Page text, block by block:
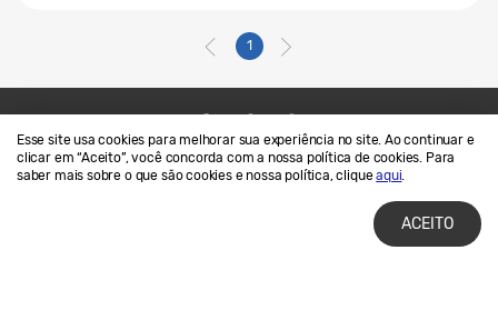
Esse site usa cookies para melhorar sua experiência no site. Ao continuar e
clicar em “Aceito”, você concorda com a nossa política de cookies. Para
saber mais sobre o que são cookies e nossa política, cliqueaqui.
ACEITO
1
Contato
SAMSUNG.COM
Termos de Uso
Privacidade e Cookies